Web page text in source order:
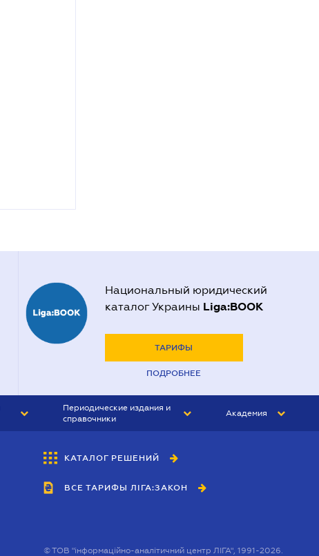
Национальный юридический
каталог Украины Liga:BOOK
ТАРИФЫ
ПОДРОБНЕЕ
Периодические издания и
справочники
БУХГАЛТЕР&ЗАКОН
ВЕСТНИК МСФО
Академия
КАТАЛОГ РЕШЕНИЙ
ВСЕ ТАРИФЫ ЛІГА:ЗАКОН
©ТОВ "інформаційно-аналітичний центр ЛІГА", 1991-2026.